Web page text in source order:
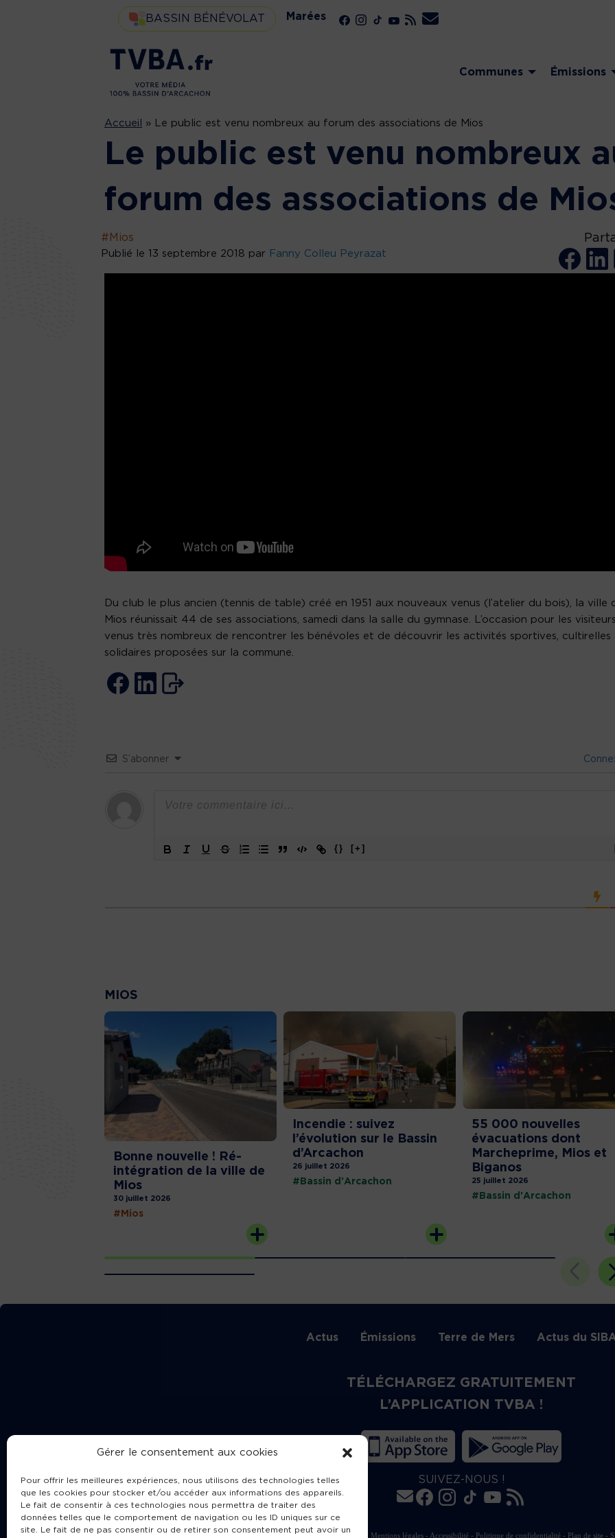
Gérer le consentement aux cookies
Pour offrir les meilleures expériences, nous utilisons des technologies telles
que les cookies pour stocker et/ou accéder aux informations des appareils.
Le fait de consentir à ces technologies nous permettra de traiter des
données telles que le comportement de navigation ou les ID uniques sur ce
site. Le fait de ne pas consentir ou de retirer son consentement peut avoir un
BASSIN BÉNÉVOLAT Marées
Communes Émissions
Accueil » Le public est venu nombreux au forum des associations de Mios
Le public est venu nombreux
forum des associations de
#Mios
Publié le 13 septembre 2018 par Fanny Colleu Peyrazat
Du club le plus ancien (tennis de table) créé en 1951 aux nouveaux venus (l’atelier du bois), la ville
Mios réunissait 44 de ses associations, samedi dans la salle du gymnase. L’occasion pour les visiteurs
venus très nombreux de rencontrer les bénévoles et de découvrir les activités sportives, cultirelles
solidaires proposées sur la commune.
S’abonner
{} [+]
MIOS
Bonne nouvelle ! Ré-
intégration de la ville de
Mios
30 juillet 2026
#Mios
Incendie : suivez
l’évolution sur le Bassin
d’Arcachon
26 juillet 2026
#Bassin d'Arcachon
55 000 nouvelles
évacuations dont
Marcheprime, Mios et
Biganos
25 juillet 2026
#Bassin d'Arcachon
Actus Émissions Terre de Mers Actus du
TÉLÉCHARGEZ GRATUITEMENT
L’APPLICATION TVBA !
SUIVEZ-NOUS !
Charte de publication Mentions légales- Accessibilité- Politique de confidentialité- Plan de site-